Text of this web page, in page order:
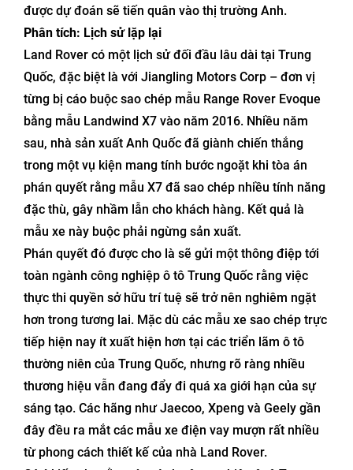
được dự đoán sẽ tiến quân vào thị trường Anh.
Phân tích: Lịch sử lặp lại
Land Rover có một lịch sử đối đầu lâu dài tại Trung
Quốc, đặc biệt là với Jiangling Motors Corp – đơn vị
từng bị cáo buộc sao chép mẫu Range Rover Evoque
bằng mẫu Landwind X7 vào năm 2016. Nhiều năm
sau, nhà sản xuất Anh Quốc đã giành chiến thắng
trong một vụ kiện mang tính bước ngoặt khi tòa án
phán quyết rằng mẫu X7 đã sao chép nhiều tính năng
đặc thù, gây nhầm lẫn cho khách hàng. Kết quả là
mẫu xe này buộc phải ngừng sản xuất.
Phán quyết đó được cho là sẽ gửi một thông điệp tới
toàn ngành công nghiệp ô tô Trung Quốc rằng việc
thực thi quyền sở hữu trí tuệ sẽ trở nên nghiêm ngặt
hơn trong tương lai. Mặc dù các mẫu xe sao chép trực
tiếp hiện nay ít xuất hiện hơn tại các triển lãm ô tô
thường niên của Trung Quốc, nhưng rõ ràng nhiều
thương hiệu vẫn đang đẩy đi quá xa giới hạn của sự
sáng tạo. Các hãng như Jaecoo, Xpeng và Geely gần
đây đều ra mắt các mẫu xe điện vay mượn rất nhiều
từ phong cách thiết kế của nhà Land Rover.